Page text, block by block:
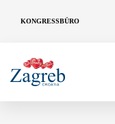
KONGRESSBÜRO